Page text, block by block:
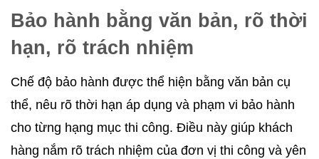
Bảo hành bằng văn bản, rõ thời
hạn, rõ trách nhiệm
Chế độ bảo hành được thể hiện bằng văn bản cụ
thể, nêu rõ thời hạn áp dụng và phạm vi bảo hành
cho từng hạng mục thi công. Điều này giúp khách
hàng nắm rõ trách nhiệm của đơn vị thi công và yên